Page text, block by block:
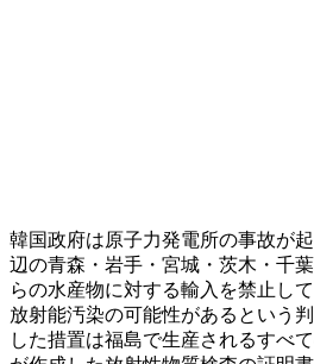
韓国政府は原子力発電所の事故が
辺の青森・岩手・宮城・茨木・千
らの水産物に対する輸入を禁止し
放射能汚染の可能性があるという
した措置は福島で生産されるすべ